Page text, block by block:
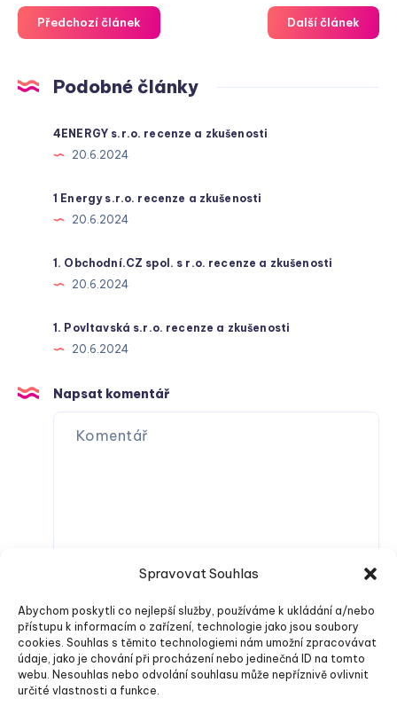
Spravovat Souhlas
Abychom poskytli co nejlepší služby, používáme k ukládání a/nebo
přístupu k informacím o zařízení, technologie jako jsou soubory
cookies. Souhlas s těmito technologiemi nám umožní zpracovávat
údaje, jako je chování při procházení nebo jedinečná ID na tomto
webu. Nesouhlas nebo odvolání souhlasu může nepříznivě ovlivnit
určité vlastnosti a funkce.
Předchozí článek Další článek
Podobné články
4ENERGY s.r.o. recenze a zkušenosti
20.6.2024
1 Energy s.r.o. recenze a zkušenosti
20.6.2024
1. Obchodní.CZ spol. s r.o. recenze a zkušenosti
20.6.2024
1. Povltavská s.r.o. recenze a zkušenosti
20.6.2024
Napsat komentář